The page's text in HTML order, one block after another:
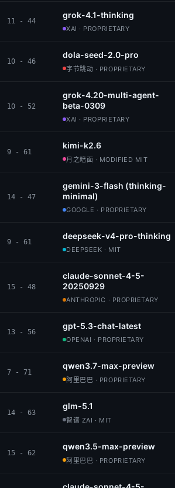
11 - 44
grok-4.1-thinking
XAI · PROPRIETARY
10 - 46
dola-seed-2.0-pro
字节跳动 · PROPRIETARY
10 - 52
grok-4.20-multi-agent-
beta-0309
XAI · PROPRIETARY
9 - 61
kimi-k2.6
月之暗面 · MODIFIED MIT
14 - 47
gemini-3-flash (thinking-
minimal)
GOOGLE · PROPRIETARY
9 - 61
deepseek-v4-pro-thinking
DEEPSEEK · MIT
15 - 48
claude-sonnet-4-5-
20250929
ANTHROPIC · PROPRIETARY
13 - 56
gpt-5.3-chat-latest
OPENAI · PROPRIETARY
7 - 71
qwen3.7-max-preview
阿里巴巴 · PROPRIETARY
14 - 63
glm-5.1
智谱 ZAI · MIT
15 - 62
qwen3.5-max-preview
阿里巴巴 · PROPRIETARY